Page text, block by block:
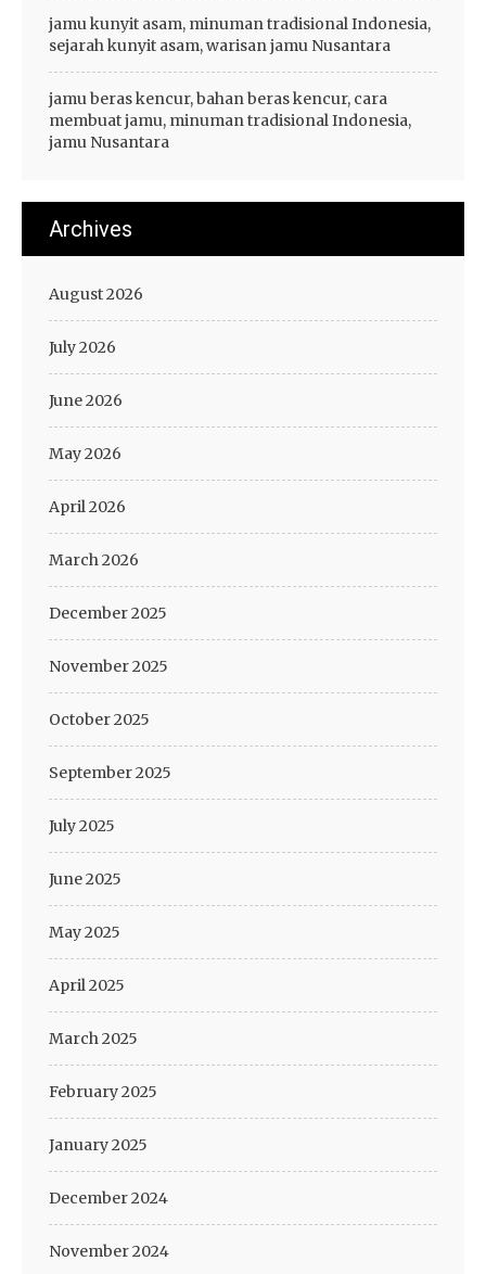
jamu kunyit asam, minuman tradisional Indonesia,
sejarah kunyit asam, warisan jamu Nusantara
jamu beras kencur, bahan beras kencur, cara
membuat jamu, minuman tradisional Indonesia,
jamu Nusantara
Archives
August 2026
July 2026
June 2026
May 2026
April 2026
March 2026
December 2025
November 2025
October 2025
September 2025
July 2025
June 2025
May 2025
April 2025
March 2025
February 2025
January 2025
December 2024
November 2024